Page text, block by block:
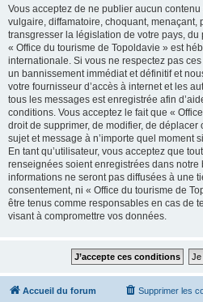
Vous acceptez de ne publier aucun
vulgaire, diffamatoire, choquant,
transgresser la législation de votre pays,
« Office du tourisme de Topoldavie » est
internationale. Si vous ne respectez pas
un bannissement immédiat et définitif et
votre fournisseur d’accès à internet et les
tous les messages est enregistrée afin
conditions. Vous acceptez le fait que «
droit de supprimer, de modifier, de déplacer
sujet et message à n’importe quel moment
En tant qu’utilisateur, vous acceptez que
renseignées soient enregistrées dans
informations ne seront pas diffusées à une
consentement, ni « Office du tourisme de
être tenus comme responsables en cas de
visant à compromettre vos données.
Accueil du forum Supprimer les